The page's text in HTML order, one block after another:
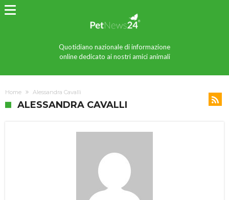
Quotidiano nazionale di informazione
online dedicato ai nostri amici animali
Home Alessandra Cavalli
ALESSANDRA CAVALLI